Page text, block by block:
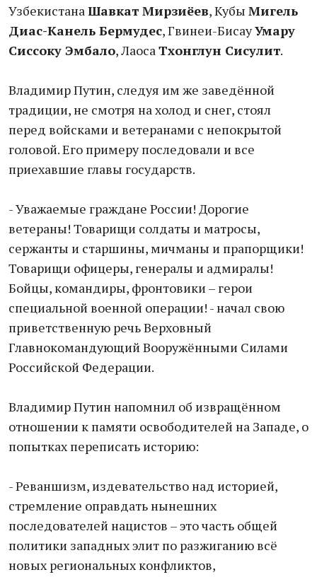
УзбекистанаШавкат Мирзиёев, Кубы Мигель
Диас-Канель Бермудес, Гвинеи-БисауУмару
Сиссоку Эмбало, ЛаосаТхонглун Сисулит.
Владимир Путин, следуя им же заведённой
традиции, не смотря на холод и снег, стоял
перед войсками и ветеранами с непокрытой
головой. Его примеру последовали и все
приехавшие главы государств.
- Уважаемые граждане России! Дорогие
ветераны! Товарищи солдаты и матросы,
сержанты и старшины, мичманы и прапорщики!
Товарищи офицеры, генералы и адмиралы!
Бойцы, командиры, фронтовики – герои
специальной военной операции! - начал свою
приветственную речь Верховный
Главнокомандующий Вооружёнными Силами
Российской Федерации.
Владимир Путин напомнил об извращённом
отношении к памяти освободителей на Западе, о
попытках переписать историю:
- Реваншизм, издевательство над историей,
стремление оправдать нынешних
последователей нацистов – это часть общей
политики западных элит по разжиганию всё
новых региональных конфликтов,